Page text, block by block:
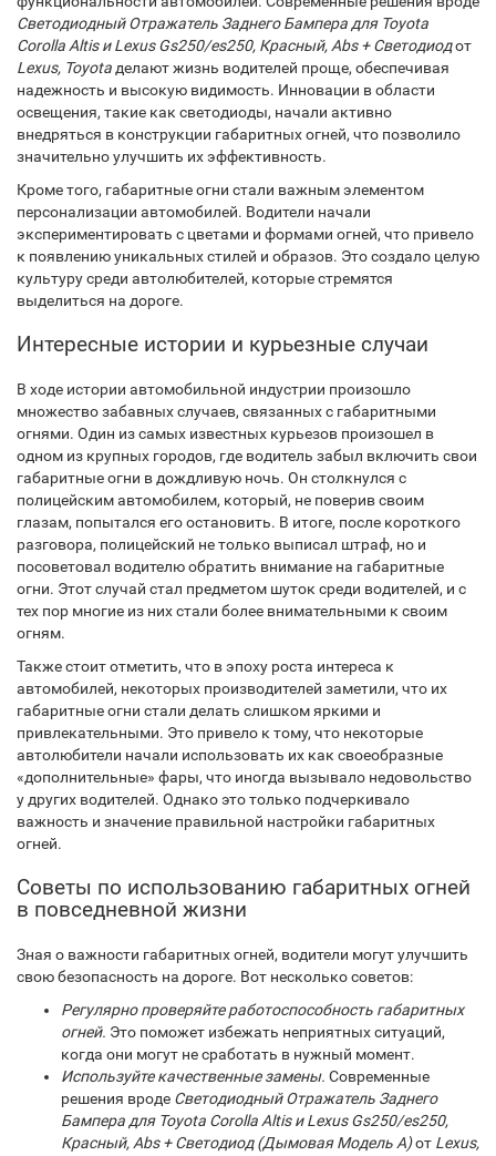
Светодиодный Отражатель Заднего Бампера для Toyota
Corolla Altis и Lexus Gs250/es250, Красный, Abs + Светодиодот
Lexus, Toyota делают жизнь водителей проще, обеспечивая
надежность и высокую видимость. Инновации в области
освещения, такие как светодиоды, начали активно
внедряться в конструкции габаритных огней, что позволило
значительно улучшить их эффективность.
Кроме того, габаритные огни стали важным элементом
персонализации автомобилей. Водители начали
экспериментировать с цветами и формами огней, что привело
к появлению уникальных стилей и образов. Это создало целую
культуру среди автолюбителей, которые стремятся
выделиться на дороге.
Интересные истории и курьезные случаи
В ходе истории автомобильной индустрии произошло
множество забавных случаев, связанных с габаритными
огнями. Один из самых известных курьезов произошел в
одном из крупных городов, где водитель забыл включить свои
габаритные огни в дождливую ночь. Он столкнулся с
полицейским автомобилем, который, не поверив своим
глазам, попытался его остановить. В итоге, после короткого
разговора, полицейский не только выписал штраф, но и
посоветовал водителю обратить внимание на габаритные
огни. Этот случай стал предметом шуток среди водителей, и с
тех пор многие из них стали более внимательными к своим
огням.
Также стоит отметить, что в эпоху роста интереса к
автомобилей, некоторых производителей заметили, что их
габаритные огни стали делать слишком яркими и
привлекательными. Это привело к тому, что некоторые
автолюбители начали использовать их как своеобразные
«дополнительные» фары, что иногда вызывало недовольство
у других водителей. Однако это только подчеркивало
важность и значение правильной настройки габаритных
огней.
Советы по использованию габаритных огней
в повседневной жизни
Зная о важности габаритных огней, водители могут улучшить
свою безопасность на дороге. Вот несколько советов:
Регулярно проверяйте работоспособность габаритных
огней. Это поможет избежать неприятных ситуаций,
когда они могут не сработать в нужный момент.
Используйте качественные замены. Современные
решения вроде Светодиодный Отражатель Заднего
Бампера для Toyota Corolla Altis и Lexus Gs250/es250,
Красный, Abs + Светодиод (Дымовая Модель A)от Lexus,